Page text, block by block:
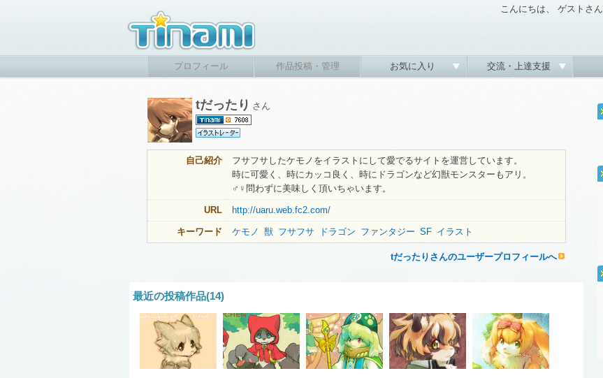
こんにちは、 ゲストさん
プロフィール 作品投稿・管理 お気に入り 交流・上達支援
tだったり さん
自己紹介
フサフサしたケモノをイラストにして愛でるサイトを運営しています。
時に可愛く、時にカッコ良く、時にドラゴンなど幻獣モンスターもアリ。
♂♀問わずに美味しく頂いちゃいます。
URL http://uaru.web.fc2.com/
キーワード ケモノ 獣 フサフサ ドラゴン ファンタジー SF イラスト
tだったりさんのユーザープロフィールへ
最近の投稿作品(14)